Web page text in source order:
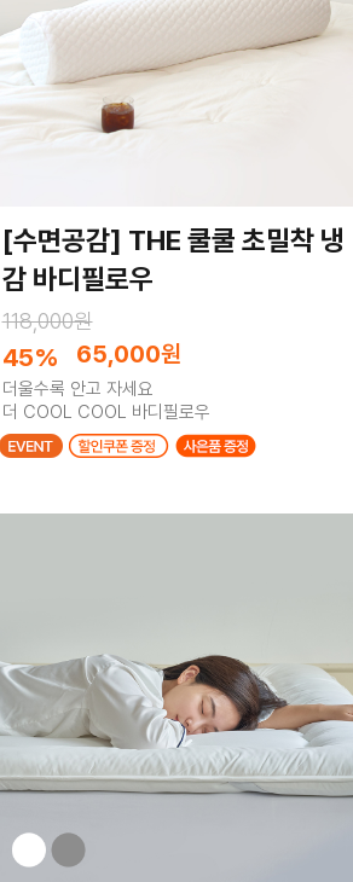
[수면공감] THE 쿨쿨 초밀착 냉
감 바디필로우
118,000원
45% 65,000원
더울수록 안고 자세요
더 COOL COOL 바디필로우